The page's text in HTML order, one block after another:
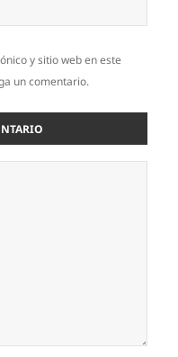
y sitio web en este
un comentario.